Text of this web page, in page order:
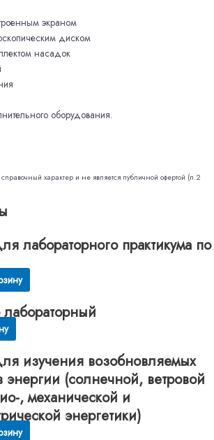
экраном
диском
насадок
оборудования.
характер и не является публичной офертой (п.2
лабораторного практикума по
изучения возобновляемых
энергии (солнечной, ветровой
, механической и
энергетики)